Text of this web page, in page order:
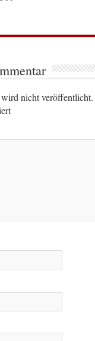
nicht veröffentlicht.